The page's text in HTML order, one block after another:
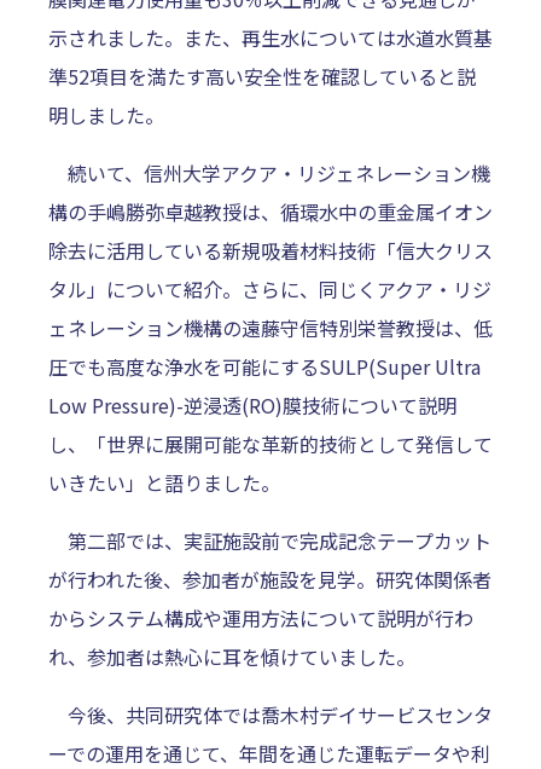
示されました。また、再生水については水道水質基
準52項目を満たす高い安全性を確認していると説
明しました。
続いて、信州大学アクア・リジェネレーション機
構の手嶋勝弥卓越教授は、循環水中の重金属イオン
除去に活用している新規吸着材料技術「信大クリス
タル」について紹介。さらに、同じくアクア・リジ
ェネレーション機構の遠藤守信特別栄誉教授は、低
圧でも高度な浄水を可能にするSULP(Super Ultra
Low Pressure)-逆浸透(RO)膜技術について説明
し、「世界に展開可能な革新的技術として発信して
いきたい」と語りました。
第二部では、実証施設前で完成記念テープカット
が行われた後、参加者が施設を見学。研究体関係者
からシステム構成や運用方法について説明が行わ
れ、参加者は熱心に耳を傾けていました。
今後、共同研究体では喬木村デイサービスセンタ
ーでの運用を通じて、年間を通じた運転データや利